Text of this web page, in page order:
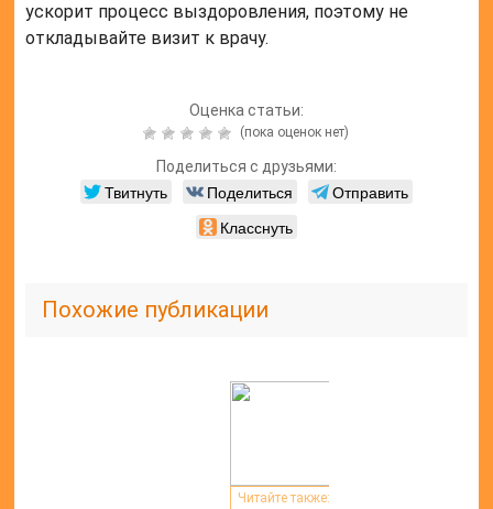
ускорит процесс выздоровления, поэтому не
откладывайте визит к врачу.
Оценка статьи:
(пока оценок нет)
Поделиться с друзьями:
Твитнуть Поделиться
Отправить
Класснуть
Похожие публикации
Читайте также: